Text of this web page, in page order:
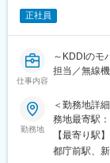
変更の範囲
【主な対象設
PC（
■組織構成
※20代～50
環境です。
■就業環境
正社員
仕事内容
～KDDIのモ
担当／無線
■業務内容：
当社のモバ
します。
・無線設備
勤務地
＜勤務地詳
務地最寄駅
の範囲：会
【最寄り駅】
都庁前駅、